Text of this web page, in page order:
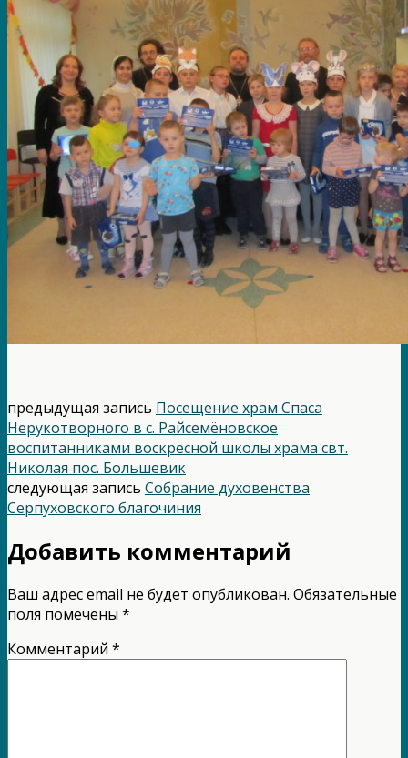
предыдущая запись Посещение храм Спаса
Нерукотворного в с. Райсемёновское
воспитанниками воскресной школы храма свт.
Николая пос. Большевик
следующая запись Собрание духовенства
Серпуховского благочиния
Добавить комментарий
Ваш адрес email не будет опубликован. Обязательные
поля помечены *
Комментарий *